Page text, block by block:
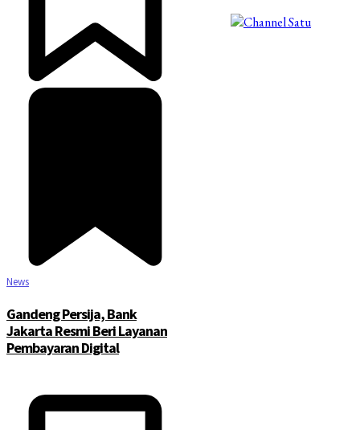
News
Gandeng Persija, Bank
Jakarta Resmi Beri Layanan
Pembayaran Digital